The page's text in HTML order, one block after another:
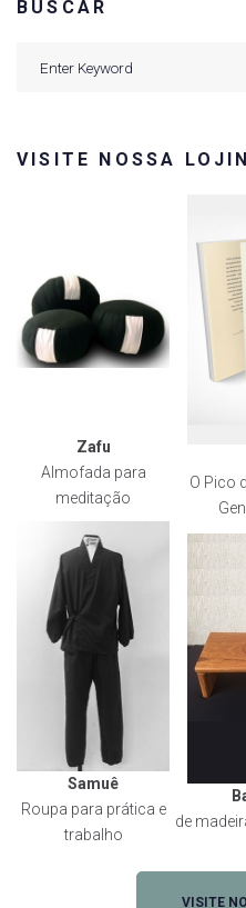
BUSCAR
VISITE NOSSA
Zafu
Almofada para
meditação
O Pico
Samuê
Roupa para prática e
trabalho
de
VISITE